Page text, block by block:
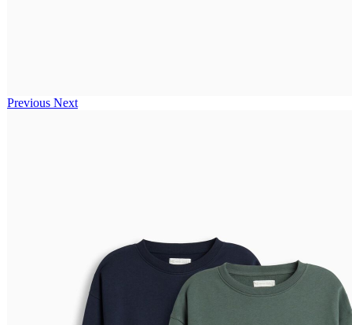
Previous Next